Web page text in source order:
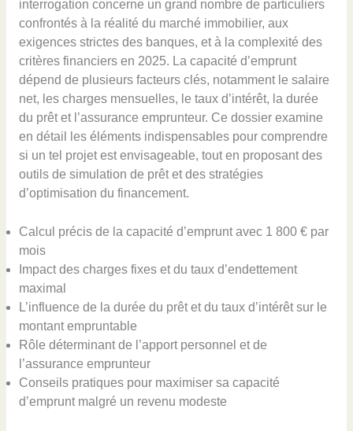
interrogation concerne un grand nombre de particuliers
confrontés à la réalité du marché immobilier, aux
exigences strictes des banques, et à la complexité des
critères financiers en 2025. La capacité d’emprunt
dépend de plusieurs facteurs clés, notamment le salaire
net, les charges mensuelles, le taux d’intérêt, la durée
du prêt et l’assurance emprunteur. Ce dossier examine
en détail les éléments indispensables pour comprendre
si un tel projet est envisageable, tout en proposant des
outils de simulation de prêt et des stratégies
d’optimisation du financement.
Calcul précis de la capacité d’emprunt avec 1 800 € par
mois
Impact des charges fixes et du taux d’endettement
maximal
L’influence de la durée du prêt et du taux d’intérêt sur le
montant empruntable
Rôle déterminant de l’apport personnel et de
l’assurance emprunteur
Conseils pratiques pour maximiser sa capacité
d’emprunt malgré un revenu modeste